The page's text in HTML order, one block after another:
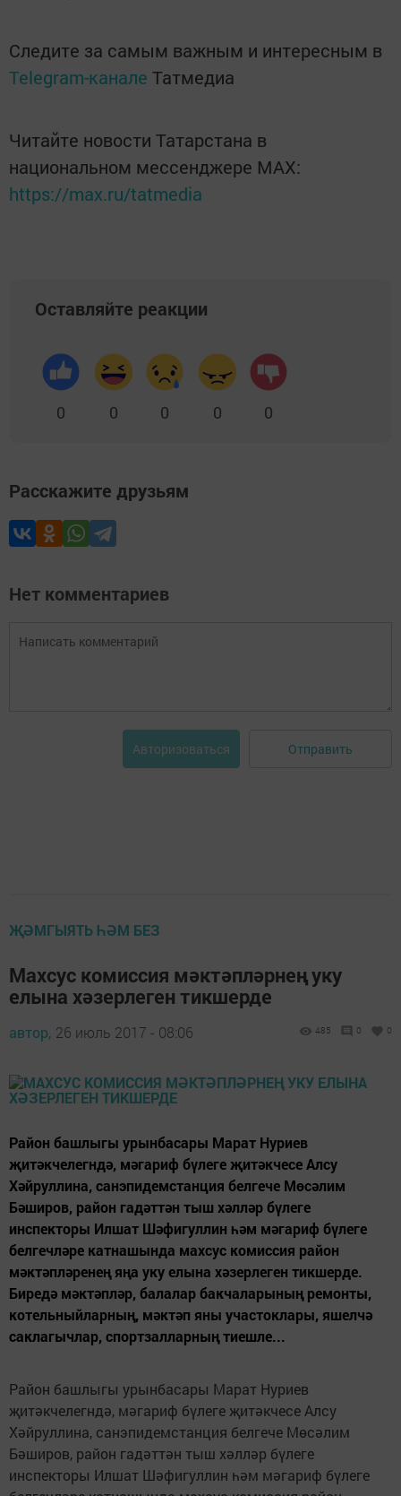
Следите за самым важным и интересным в
Telegram-канале Татмедиа
Читайте новости Татарстана в
национальном мессенджере MАХ:
https://max.ru/tatmedia
Оставляйте реакции
0 0 0 0 0
Расскажите друзьям
Нет комментариев
Авторизоваться Отправить
ҖӘМГЫЯТЬ ҺӘМ БЕЗ
Махсус комиссия мәктәпләрнең уку
елына хәзерлеген тикшерде
автор, 26 июль 2017 - 08:06 485 0 0
Район башлыгы урынбасары Марат Нуриев
җитәкчелегндә, мәгариф бүлеге җитәкчесе Алсу
Хәйруллина, санэпидемстанция белгече Мөсәлим
Бәширов, район гадәттән тыш хәлләр бүлеге
инспекторы Илшат Шәфигуллин һәм мәгариф бүлеге
белгечләре катнашында махсус комиссия район
мәктәпләренең яңа уку елына хәзерлеген тикшерде.
Биредә мәктәпләр, балалар бакчаларының ремонты,
котельныйларның, мәктәп яны участоклары, яшелчә
саклагычлар, спортзалларның тиешле...
Район башлыгы урынбасары Марат Нуриев
җитәкчелегндә, мәгариф бүлеге җитәкчесе Алсу
Хәйруллина, санэпидемстанция белгече Мөсәлим
Бәширов, район гадәттән тыш хәлләр бүлеге
инспекторы Илшат Шәфигуллин һәм мәгариф бүлеге